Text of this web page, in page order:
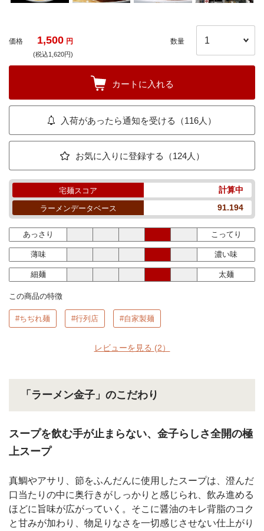
価格 1,500 円
(税込1,620円)
数量
カートに入れる
入荷があったら通知を受ける（116人）
お気に入りに登録する（124人）
宅麺スコア 計算中
ラーメンデータベース 91.194
あっさり こってり
薄味 濃い味
細麺 太麺
この商品の特徴
#ちぢれ麺 #行列店 #自家製麺
レビューを見る (2）
「ラーメン金子」のこだわり
スープを飲む手が止まらない、金子らしさ全開の極
上スープ
真鯛やアサリ、節をふんだんに使用したスープは、澄んだ
口当たりの中に奥行きがしっかりと感じられ、飲み進める
ほどに旨味が広がっていく。そこに醤油のキレ背脂のコク
と甘みが加わり、物足りなさを一切感じさせない仕上がり